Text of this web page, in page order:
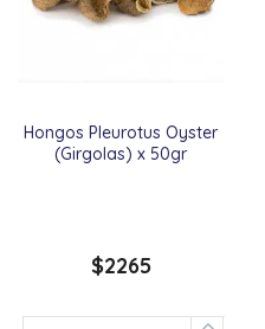
Hongos Pleurotus Oyster
(Girgolas) x 50gr
$2265